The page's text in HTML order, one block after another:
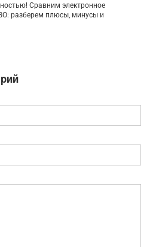
Сравним электронное
разберем плюсы, минусы и